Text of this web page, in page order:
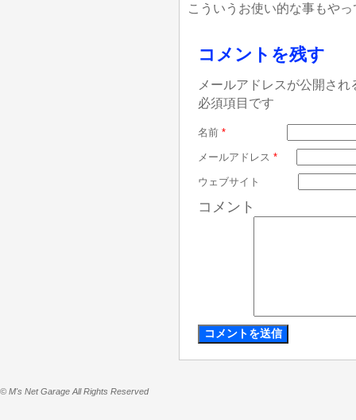
こういうお使い的な事もや
コメントを残す
メールアドレスが公開さ
必須項目です
名前 *
メールアドレス *
ウェブサイト
コメント
© M's Net Garage All Rights Reserved